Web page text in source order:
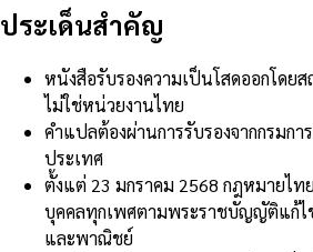
ประเด็นสำคัญ
หนังสือรับรองความเป็นโสดออกโดย
ไม่ใช่หน่วยงานไทย
คำแปลต้องผ่านการรับรองจากกรมกา
ประเทศ
ตั้งแต่ 23 มกราคม 2568 กฎหมายไท
บุคคลทุกเพศตามพระราชบัญญัติแก้
และพาณิชย์